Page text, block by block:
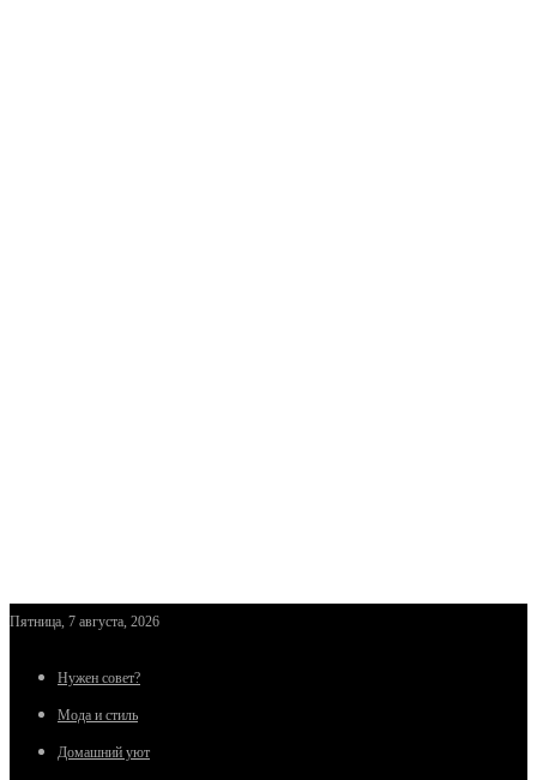
Пятница, 7 августа, 2026
Нужен совет?
Мода и стиль
Домашний уют